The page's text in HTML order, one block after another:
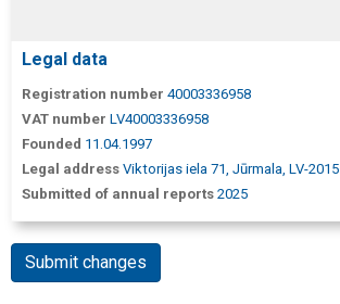
Legal data
Registration number 40003336958
VAT number LV40003336958
Founded 11.04.1997
Legal address Viktorijas iela 71, Jūrmala, LV-2015
Submitted of annual reports 2025
Submit changes